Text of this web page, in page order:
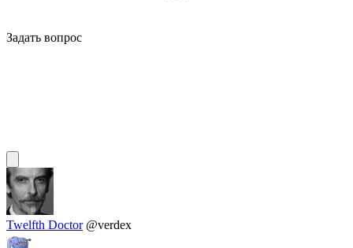
Задать вопрос
Twelfth Doctor @verdex